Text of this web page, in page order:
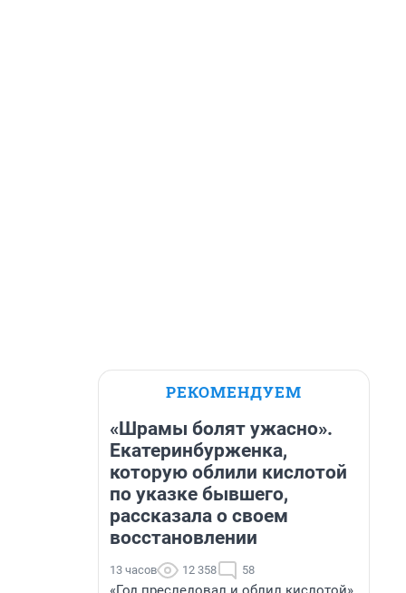
РЕКОМЕНДУЕМ
«Шрамы болят ужасно».
Екатеринбурженка,
которую облили кислотой
по указке бывшего,
рассказала о своем
восстановлении
13 часов 12 358 58